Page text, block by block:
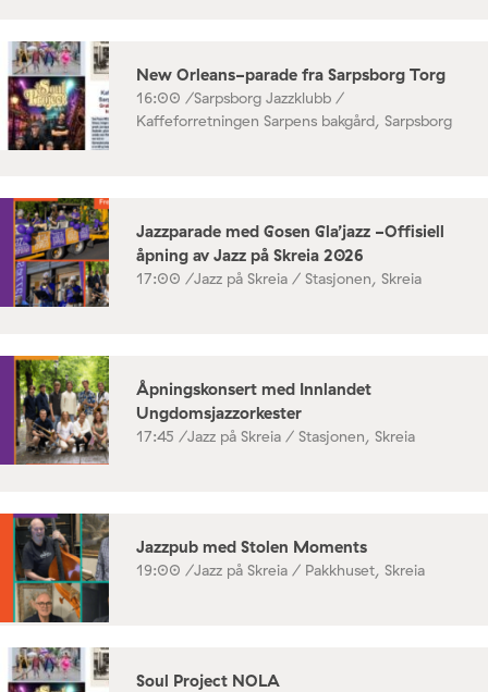
New Orleans-parade fra Sarpsborg Torg
16:00 /Sarpsborg Jazzklubb /
Kaffeforretningen Sarpens bakgård, Sarpsborg
Jazzparade med Gosen Gla’jazz -Offisiell
åpning av Jazz på Skreia 2026
17:00 /Jazz på Skreia / Stasjonen, Skreia
Åpningskonsert med Innlandet
Ungdomsjazzorkester
17:45 /Jazz på Skreia / Stasjonen, Skreia
Jazzpub med Stolen Moments
19:00 /Jazz på Skreia / Pakkhuset, Skreia
Soul Project NOLA